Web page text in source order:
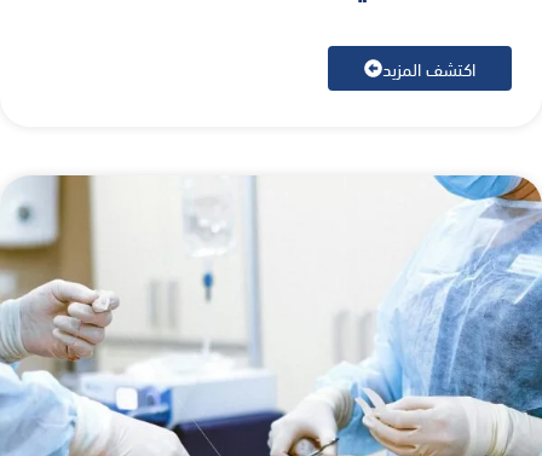
اكتشف المزيد